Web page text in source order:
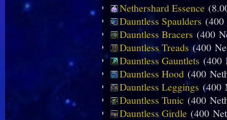
Nethershard Essence
Dauntless Spaulders (400
Dauntless Bracers (400
Dauntless Treads (400
Dauntless Gauntlets (400
Dauntless Hood (400
Dauntless Leggings (400
Dauntless Tunic (400
Dauntless Girdle (400